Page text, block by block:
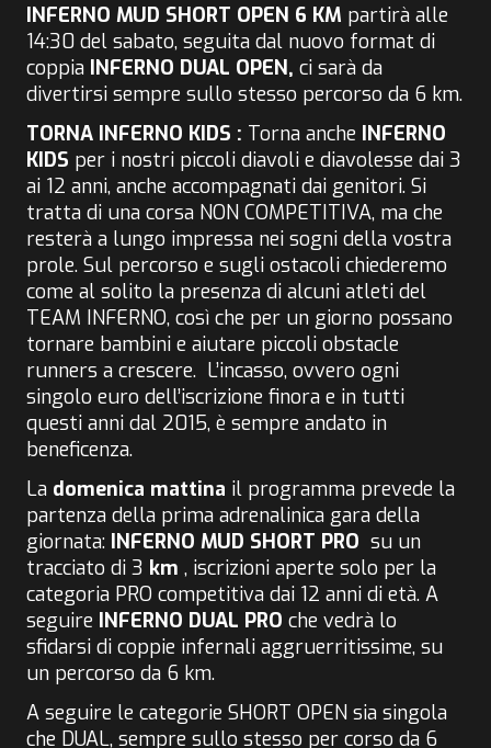
INFERNO MUD SHORT OPEN 6 KM partirà alle
14:30 del sabato, seguita dal nuovo format di
coppia INFERNO DUAL OPEN, ci sarà da
divertirsi sempre sullo stesso percorso da 6 km.
TORNA INFERNO KIDS : Torna anche INFERNO
KIDS per i nostri piccoli diavoli e diavolesse dai 3
ai 12 anni, anche accompagnati dai genitori. Si
tratta di una corsa NON COMPETITIVA, ma che
resterà a lungo impressa nei sogni della vostra
prole. Sul percorso e sugli ostacoli chiederemo
come al solito la presenza di alcuni atleti del
TEAM INFERNO, così che per un giorno possano
tornare bambini e aiutare piccoli obstacle
runners a crescere. L’incasso, ovvero ogni
singolo euro dell’iscrizione finora e in tutti
questi anni dal 2015, è sempre andato in
beneficenza.
La domenica mattina il programma prevede la
partenza della prima adrenalinica gara della
giornata: INFERNO MUD SHORT PRO su un
tracciato di 3 km , iscrizioni aperte solo per la
categoria PRO competitiva dai 12 anni di età. A
seguire INFERNO DUAL PRO che vedrà lo
sfidarsi di coppie infernali aggruerritissime, su
un percorso da 6 km.
A seguire le categorie SHORT OPEN sia singola
che DUAL, sempre sullo stesso per corso da 6